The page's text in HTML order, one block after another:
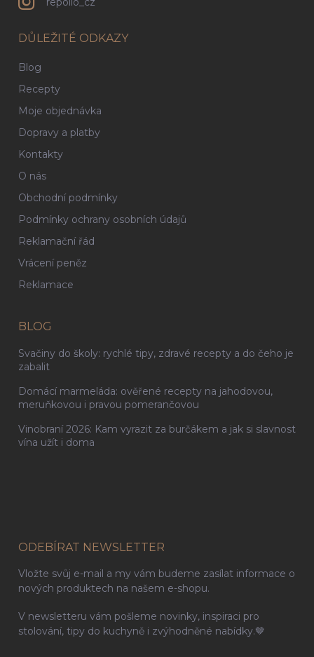
DŮLEŽITÉ ODKAZY
Blog
Recepty
Moje objednávka
Dopravy a platby
Kontakty
O nás
Obchodní podmínky
Podmínky ochrany osobních údajů
Reklamační řád
Vrácení peněz
Reklamace
BLOG
Svačiny do školy: rychlé tipy, zdravé recepty a do čeho je
zabalit
Domácí marmeláda: ověřené recepty na jahodovou,
meruňkovou i pravou pomerančovou
Vinobraní 2026: Kam vyrazit za burčákem a jak si slavnost
vína užít i doma
ODEBÍRAT NEWSLETTER
Vložte svůj e-mail a my vám budeme zasílat informace o
nových produktech na našem e-shopu.
V newsletteru vám pošleme novinky, inspiraci pro
stolování, tipy do kuchyně i zvýhodněné nabídky.🤎